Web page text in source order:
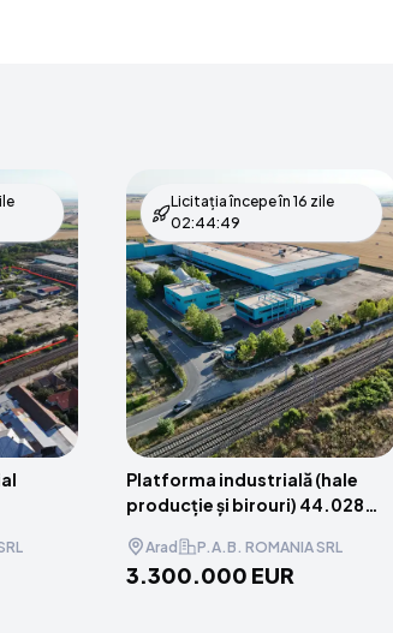
Licitația începe în 16 zile
02:44:48
Platforma industrială (hale
producție și birouri) 44.028
Arad P.A.B. ROMANIA SRL
3.300.000 EUR